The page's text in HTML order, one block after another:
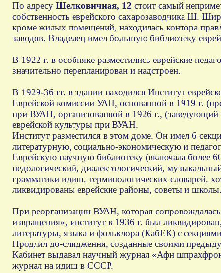
По адресу Шелковичная, 12 стоит самый
собственность еврейского сахарозаводчика Ш.
кроме жилых помещений, находилась контора
заводов. Владелец имел большую библиотеку
В 1922 г. в особняке разместились еврейские
значительно перепланирован и надстроен.
В 1929-36 гг. в здании находился Институт
Еврейской комиссии УАН, основанной в 1919 г.
при ВУАН, организованной в 1926 г.,
еврейской культуры при ВУАН.
Институт разместился в этом доме. Он имел 6
литературную, социально-экономическую и
Еврейскую научную библиотеку (включала более
педологический, диалектологический,
грамматики идиш, терминологических словарей,
ликвидированы еврейские районы, советы и школы.
При реорганизации ВУАН, которая
извращения», институт в 1936 г. был
литературы, языка и фольклора (КабЕК) с
Продлил до-слидження, созданные своими
Кабинет выдавал научный журнал «Афн
журнал на идиш в СССР.